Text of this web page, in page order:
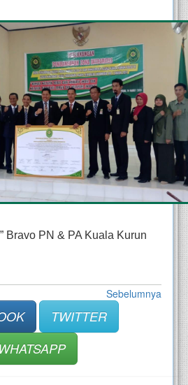
Bravo PN & PA Kuala Kurun
Sebelumnya
TWITTER
WHATSAPP